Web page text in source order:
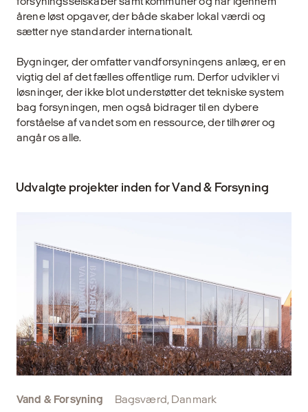
årene løst opgaver, der både skaber lokal værdi og
sætter nye standarder internationalt.
Bygninger, der omfatter vandforsyningens anlæg, er en
vigtig del af det fælles offentlige rum. Derfor udvikler vi
løsninger, der ikke blot understøtter det tekniske system
bag forsyningen, men også bidrager til en dybere
forståelse af vandet som en ressource, der tilhører og
angår os alle.
Udvalgte projekter inden for Vand & Forsyning
Vand & Forsyning Bagsværd, Danmark